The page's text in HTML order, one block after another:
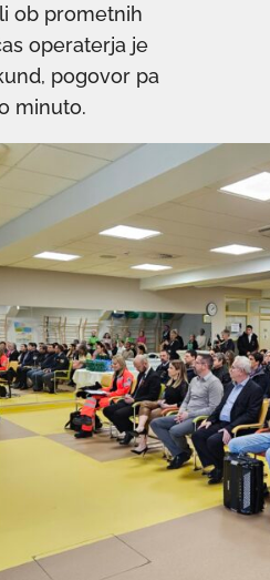
ob prometnih
operaterja je
pogovor pa
minuto.